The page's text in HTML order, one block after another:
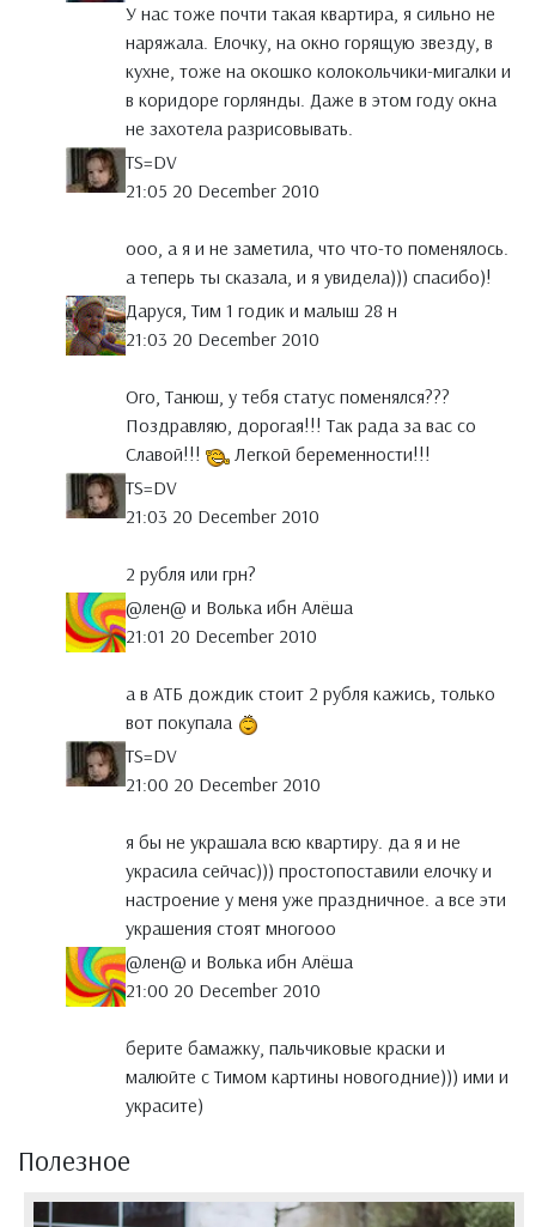
У нас тоже почти такая квартира, я сильно не
наряжала. Елочку, на окно горящую звезду, в
кухне, тоже на окошко колокольчики-мигалки и
в коридоре горлянды. Даже в этом году окна
не захотела разрисовывать.
TS=DV
21:05 20 December 2010
ооо, а я и не заметила, что что-то поменялось.
а теперь ты сказала, и я увидела))) спасибо)!
Даруся, Тим 1 годик и малыш 28 н
21:03 20 December 2010
Ого, Танюш, у тебя статус поменялся???
Поздравляю, дорогая!!! Так рада за вас со
Славой!!!
Легкой беременности!!!
TS=DV
21:03 20 December 2010
2 рубля или грн?
@лен@ и Волька ибн Алёша
21:01 20 December 2010
а в АТБ дождик стоит 2 рубля кажись, только
вот покупала
TS=DV
21:00 20 December 2010
я бы не украшала всю квартиру. да я и не
украсила сейчас))) простопоставили елочку и
настроение у меня уже праздничное. а все эти
украшения стоят многооо
@лен@ и Волька ибн Алёша
21:00 20 December 2010
берите бамажку, пальчиковые краски и
малюйте с Тимом картины новогодние))) ими и
украсите)
Полезное